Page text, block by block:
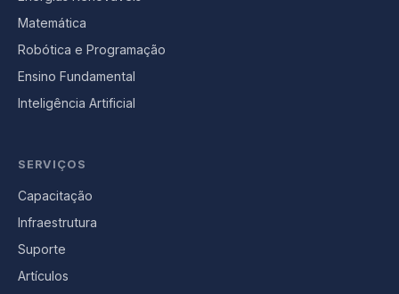
Matemática
Robótica e Programação
Ensino Fundamental
Inteligência Artificial
SERVIÇOS
Capacitação
Infraestrutura
Suporte
Artículos